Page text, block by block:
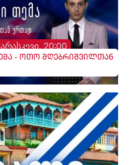
20:00
- ოთო მღებრიშვილთან